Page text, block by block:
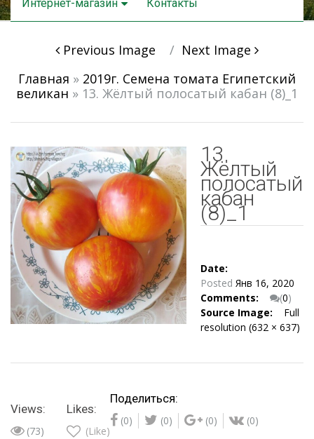
Интернет-магазин Контакты
Previous Image
Next Image
Главная » 2019г. Семена томата Египетский
великан » 13. Жёлтый полосатый кабан (8)_1
13.
Жёлтый
полосатый
кабан
(8)_1
Date:
Posted Янв 16, 2020
Comments:
(0)
Source Image:
Full
resolution (632 × 637)
Поделиться:
(0) (0) (0) (0)
Views:
(73)
Likes:
(Like)